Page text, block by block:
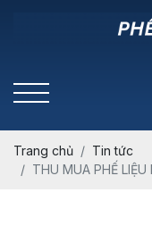
Trang chủ
Tin tức
THU MUA PHẾ